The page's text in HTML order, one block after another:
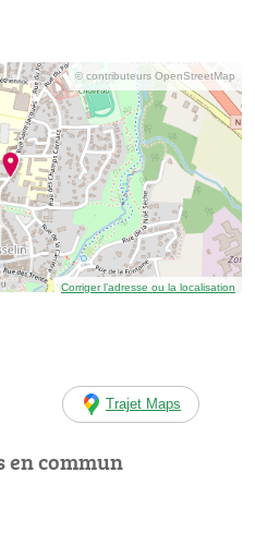
© contributeurs OpenStreetMap
Corriger l’adresse ou la localisation
Trajet Maps
commun